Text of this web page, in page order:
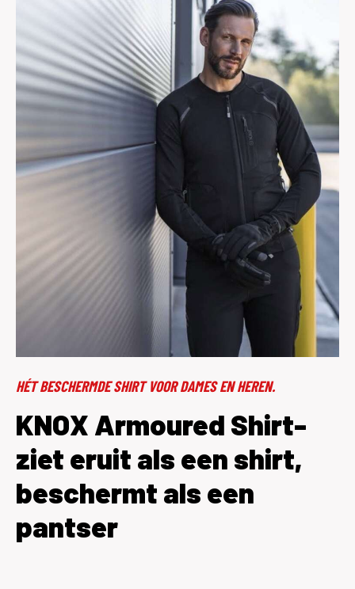
HÉT BESCHERMDE SHIRT VOOR DAMES EN HEREN.
KNOX Armoured Shirt-
ziet eruit als een shirt,
beschermt als een
pantser